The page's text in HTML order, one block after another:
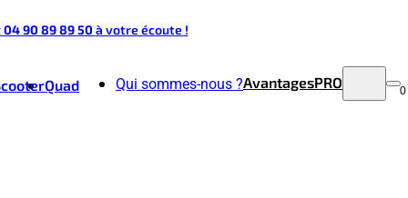
90 89 89 50à votre écoute !
Quad Qui sommes-nous ?AvantagesPRO 0